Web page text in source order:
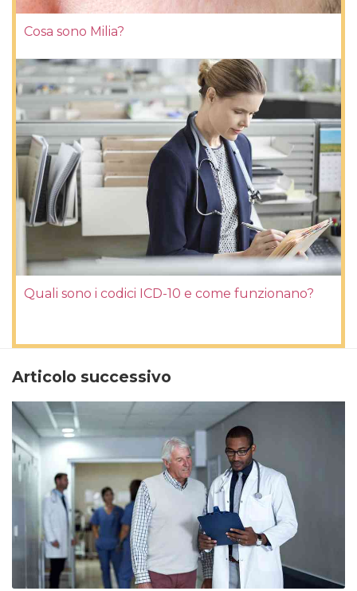
Cosa sono Milia?
Quali sono i codici ICD-10 e come funzionano?
Articolo successivo